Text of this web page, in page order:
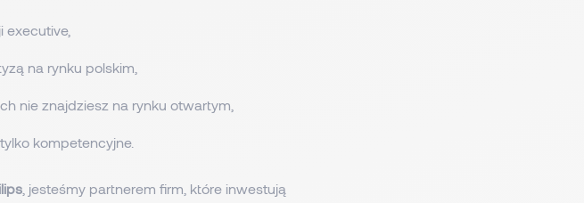
executive,
na rynku polskim,
nie znajdziesz na rynku otwartym,
kompetencyjne.
, jesteśmy partnerem firm, które inwestują